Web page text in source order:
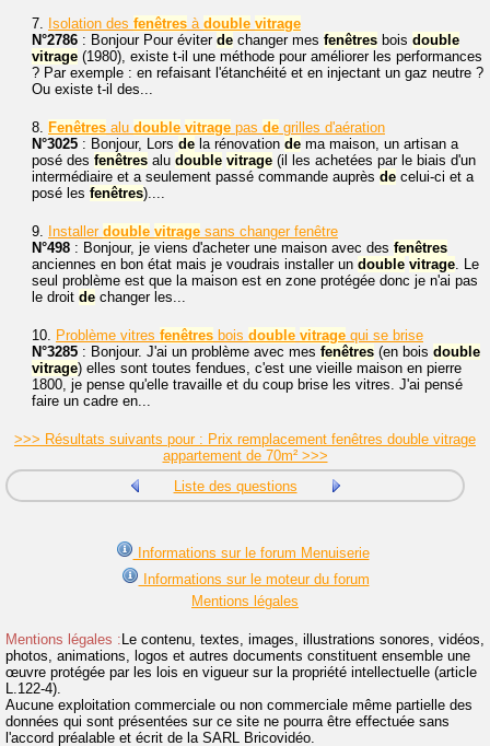
7. Isolation des fenêtres à double vitrage
N°2786 : Bonjour Pour éviter de changer mes fenêtres bois double
vitrage (1980), existe t-il une méthode pour améliorer les performances
? Par exemple : en refaisant l'étanchéité et en injectant un gaz neutre ?
Ou existe t-il des...
8. Fenêtres alu double vitrage pas de grilles d'aération
N°3025 : Bonjour, Lors de la rénovation de ma maison, un artisan a
posé des fenêtres alu double vitrage (il les achetées par le biais d'un
intermédiaire et a seulement passé commande auprès de celui-ci et a
posé les fenêtres)....
9. Installer double vitrage sans changer fenêtre
N°498 : Bonjour, je viens d'acheter une maison avec des fenêtres
anciennes en bon état mais je voudrais installer un double vitrage. Le
seul problème est que la maison est en zone protégée donc je n'ai pas
le droit de changer les...
10. Problème vitres fenêtres bois double vitrage qui se brise
N°3285 : Bonjour. J'ai un problème avec mes fenêtres (en bois double
vitrage) elles sont toutes fendues, c'est une vieille maison en pierre
1800, je pense qu'elle travaille et du coup brise les vitres. J'ai pensé
faire un cadre en...
>>> Résultats suivants pour : Prix remplacement fenêtres double vitrage
appartement de 70m² >>>
Liste des questions
Informations sur le forum Menuiserie
Informations sur le moteur du forum
Mentions légales
Mentions légales : Le contenu, textes, images, illustrations sonores, vidéos,
photos, animations, logos et autres documents constituent ensemble une
œuvre protégée par les lois en vigueur sur la propriété intellectuelle (article
L.122-4).
Aucune exploitation commerciale ou non commerciale même partielle des
données qui sont présentées sur ce site ne pourra être effectuée sans
l'accord préalable et écrit de la SARL Bricovidéo.